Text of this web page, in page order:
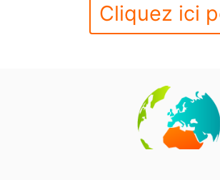
Cliquez ici